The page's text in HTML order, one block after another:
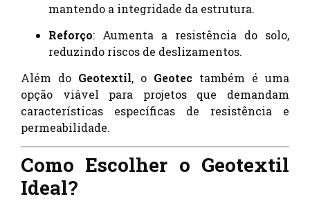
mantendo a integridade da estrutura.
Reforço: Aumenta a resistência do solo,
reduzindo riscos de deslizamentos.
Além do Geotextil, o Geotec também é uma
opção viável para projetos que demandam
características específicas de resistência e
permeabilidade.
Como Escolher o Geotextil
Ideal?